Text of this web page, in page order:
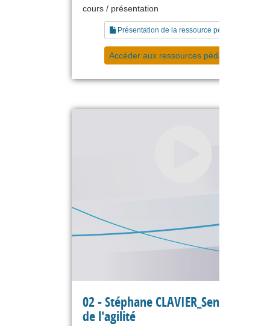
cours / présentation
Présentation de la ressource pédagogique
Accéder aux ressources pédagogiques
02 - Stéphane CLAVIER_Sens et
de l'agilité